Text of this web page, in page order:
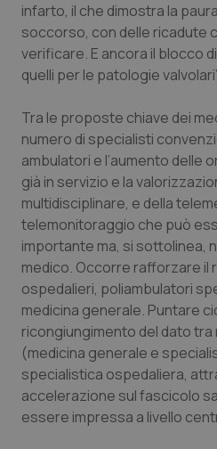
Veneto
Oncoematologia
Oncologia &
Psoriasi & pelle
Quotidiano
Quotidiano Chirurgia
Quotidiano Oncologia
Quotidiano Pediatria
Rene & patologie
Salute orale & impianti
infarto, il che dimostra la
soccorso, con delle ricadute
verificare. E ancora il blocco
quelli per le patologie
Tra le proposte chiave dei
numero di specialisti
ambulatori e l’aumento delle
già in servizio e la
multidisciplinare, e della
telemonitoraggio che può
importante ma, si sottolinea,
medico. Occorre rafforzare il
ospedalieri, poliambulatori
medicina generale. Puntare
ricongiungimento del dato
(medicina generale e
specialistica ospedaliera,
accelerazione sul fascicolo
essere impressa a livello